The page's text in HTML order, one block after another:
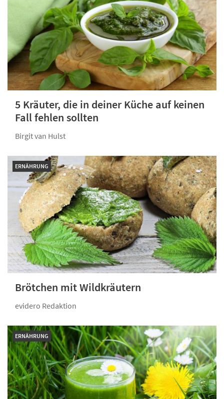
5 Kräuter, die in deiner Küche auf keinen
Fall fehlen sollten
Birgit van Hulst
ERNÄHRUNG
Brötchen mit Wildkräutern
evidero Redaktion
ERNÄHRUNG